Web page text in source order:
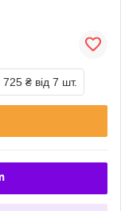
725 ₴ від 7 шт.